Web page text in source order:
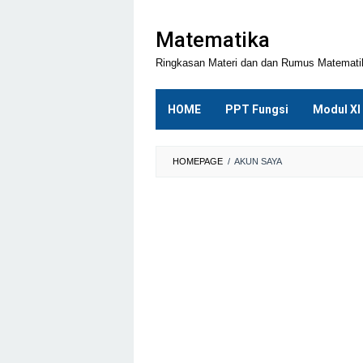
konten
Matematika
Ringkasan Materi dan dan Rumus
HOME PPT Fungsi Modul XI
HOMEPAGE / AKUN SAYA